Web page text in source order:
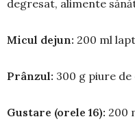
degresat, ali­mente
Micul dejun: 200 ml
Prânzul: 300 g piure
Gustare (orele 16): 200